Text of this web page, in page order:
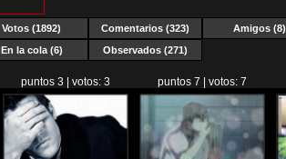
Votos (1892) Comentarios (323)
Amigos (8)
En la cola (6) Observados (271)
puntos 3 | votos: 3 puntos 7 | votos: 7